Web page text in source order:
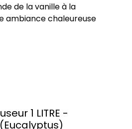
de la vanille à la
ambiance chaleureuse
1 LITRE -
(Eucalyptus)